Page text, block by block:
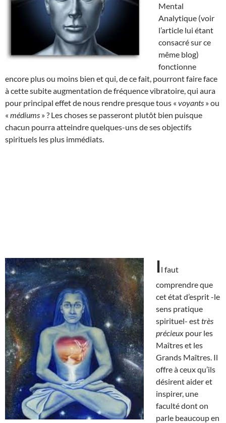
Mental
Analytique (voir
l’article lui étant
consacré sur ce
même blog)
fonctionne
encore plus ou moins bien et qui, de ce fait, pourront faire face
à cette subite augmentation de fréquence vibratoire, qui aura
pour principal effet de nous rendre presque tous « voyants » ou
« médiums » ? Les choses se passeront plutôt bien puisque
chacun pourra atteindre quelques-uns de ses objectifs
spirituels les plus immédiats.
Il faut
comprendre que
cet état d’esprit -le
sens pratique
spirituel- esttrès
précieux pour les
Maîtres et les
Grands Maîtres. Il
offre à ceux qu’ils
désirent aider et
inspirer, une
faculté dont on
parle beaucoup en